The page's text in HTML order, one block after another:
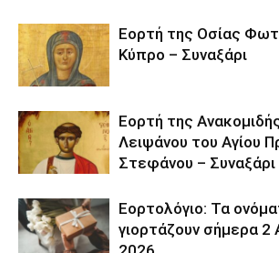
Εορτή της Οσίας
Κύπρο – Συναξάρι
Εορτή της
Λειψάνου του Αγίου
Στεφάνου – Συναξάρι
Εορτολόγιο: Τα
γιορτάζουν σήμερα 2